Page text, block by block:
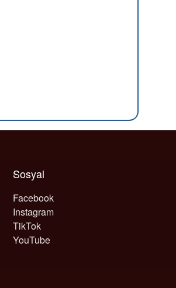
Sosyal
Facebook
Instagram
TikTok
YouTube